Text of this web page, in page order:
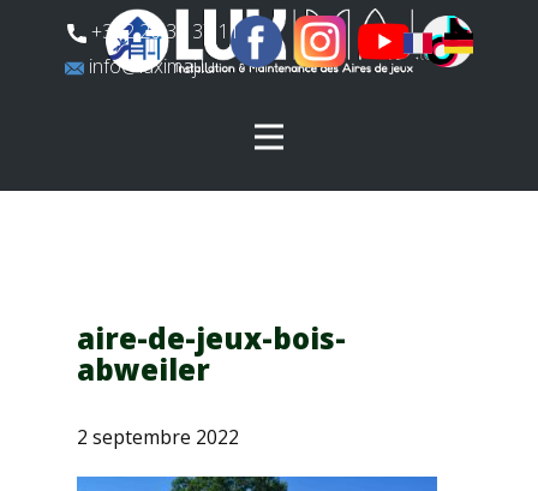
​+352 26 31 37 11
​info@luximaj.lu
aire-de-jeux-bois-
abweiler
2 septembre 2022